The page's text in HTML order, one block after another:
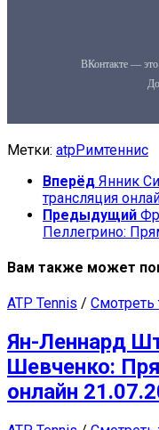
Метки: atpРимтеннис
Вперёд Янник
трансляция
Предыдущий
Пеллегрино:
Вам также может
ATP Tennis / Смотреть
Ян-Леннард
Шевченко:
онлайн